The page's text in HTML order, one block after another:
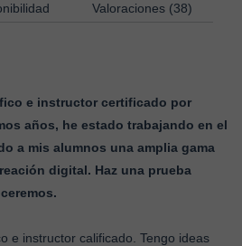
Valoraciones (38)
e instructor certificado por
años, he estado trabajando en el
a mis alumnos una amplia gama
digital. Haz una prueba
e instructor calificado. Tengo ideas